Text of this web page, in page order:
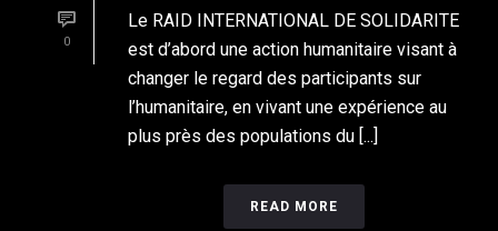
0
Le RAID INTERNATIONAL DE SOLIDARITE
est d’abord une action humanitaire visant à
changer le regard des participants sur
l’humanitaire, en vivant une expérience au
plus près des populations du [...]
READ MORE